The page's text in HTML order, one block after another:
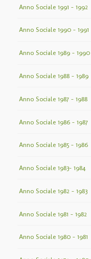
Anno Sociale 1991 – 1992
Anno Sociale 1990 – 1991
Anno Sociale 1989 – 1990
Anno Sociale 1988 – 1989
Anno Sociale 1987 – 1988
Anno Sociale 1986 – 1987
Anno Sociale 1985 – 1986
Anno Sociale 1983– 1984
Anno Sociale 1982 – 1983
Anno Sociale 1981 – 1982
Anno Sociale 1980 – 1981